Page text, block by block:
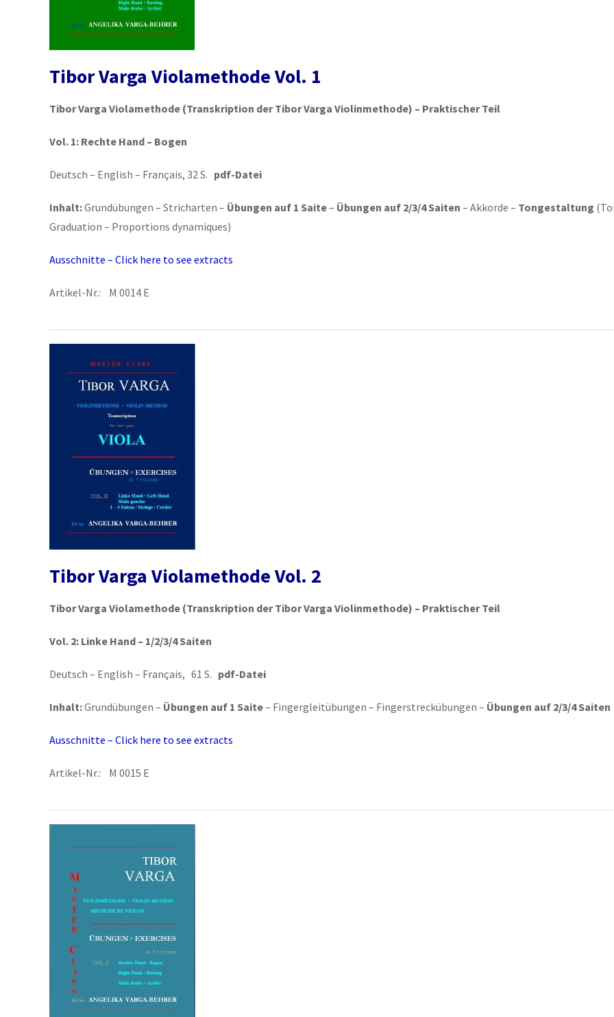
Tibor Varga Violamethode Vol. 1
Tibor Varga Violamethode (Transkription der Tibor Varga Violinmethode) – Praktischer Teil
Vol. 1: Rechte Hand – Bogen
Deutsch – English – Français, 32 S. pdf-Datei
Inhalt:Grundübungen – Stricharten – Übungen auf 1 Saite– Übungen auf 2/3/4 Saiten – Akkorde – Tongestaltung
Graduation – Proportions dynamiques)
Ausschnitte – Click here to see extracts
Artikel-Nr.: M 0014 E
Tibor Varga Violamethode Vol. 2
Tibor Varga Violamethode (Transkription der Tibor Varga Violinmethode) – Praktischer Teil
Vol. 2: Linke Hand – 1/2/3/4 Saiten
Deutsch – English – Français, 61 S. pdf-Datei
Inhalt:Grundübungen – Übungen auf 1 Saite– Fingergleitübungen – Fingerstreckübungen – Übungen auf 2/3/4 Saiten
Ausschnitte – Click here to see extracts
Artikel-Nr.: M 0015 E